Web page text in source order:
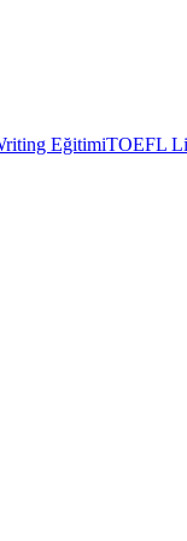
EğitimiTOEFL